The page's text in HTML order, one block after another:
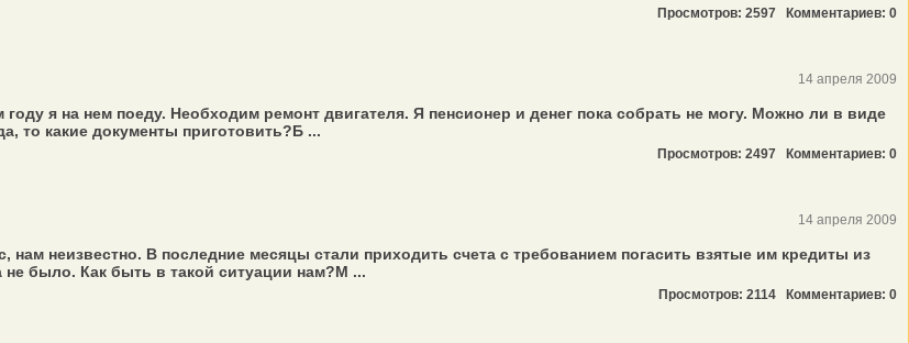
Просмотров: 2597 Комментариев: 0
14 апреля 2009
я на нем поеду. Необходим ремонт двигателя. Я пенсионер и денег пока собрать не могу. Можно ли в виде
то какие документы приготовить?Б ...
Просмотров: 2497 Комментариев: 0
14 апреля 2009
неизвестно. В последние месяцы стали приходить счета с требованием погасить взятые им кредиты из
не было. Как быть в такой ситуации нам?М ...
Просмотров: 2114 Комментариев: 0